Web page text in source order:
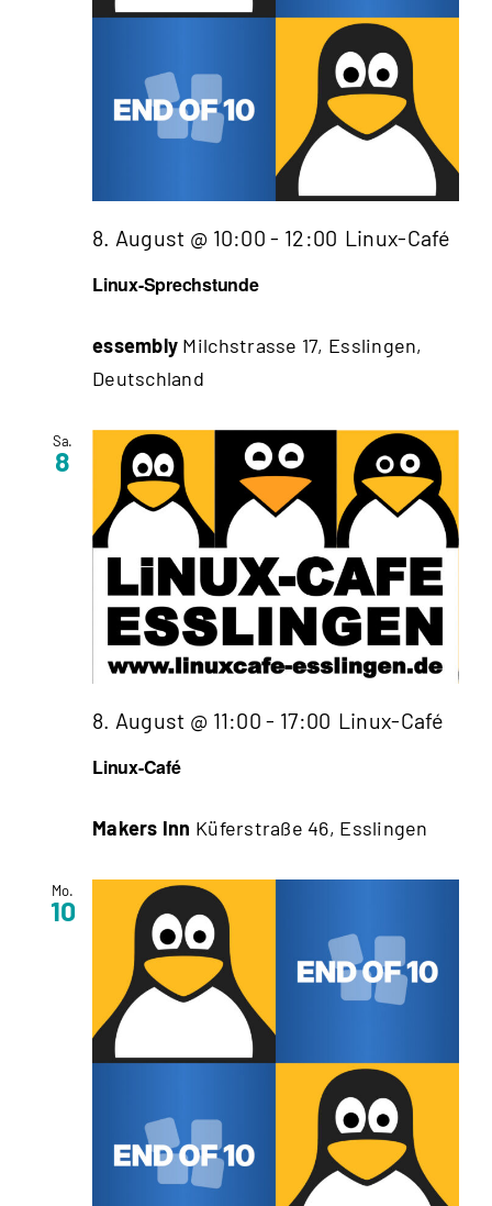
Linux-Sprechstunde
8. August @ 10:00 - 12:00 Linux-Café
essembly Milchstrasse 17, Esslingen,
Deutschland
Sa.
8
Linux-Café
8. August @ 11:00 - 17:00 Linux-Café
Makers Inn Küferstraße 46, Esslingen
Mo.
10